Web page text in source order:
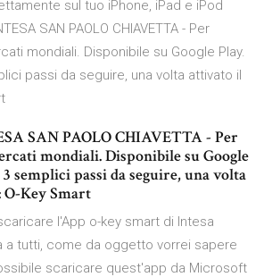
sul tuo iPhone, iPad e iPod
SAN PAOLO CHIAVETTA - Per
mondiali. Disponibile su Google Play.
passi da seguire, una volta attivato il
SAN PAOLO CHIAVETTA - Per
mondiali. Disponibile su Google
semplici passi da seguire, una volta
Key Smart
l'App o-key smart di Intesa
a tutti, come da oggetto vorrei sapere
scaricare quest'app da Microsoft